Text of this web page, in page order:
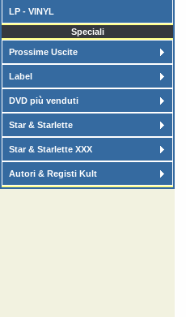
LP - VINYL
Speciali
Prossime Uscite
Label
DVD più venduti
Star & Starlette
Star & Starlette XXX
Autori & Registi Kult